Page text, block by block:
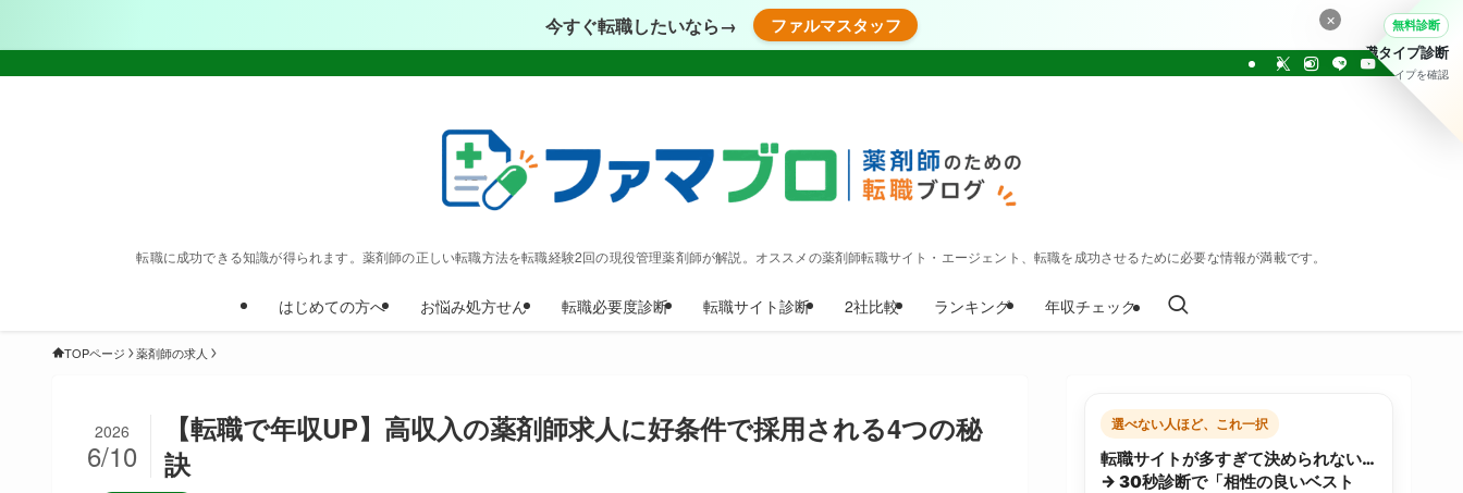
今すぐ転職したいなら→ ファルマスタッフ
転職に成功できる知識が得られます。薬剤師の正しい転職方法を転職経験2回の現役管理薬剤師が解説。オススメの薬剤師転職サイト・エージェント、転職を成功させるために必要な情報が満載です。
はじめての方へ お悩み処方せん 転職必要度診断 転職サイト診断 2社比較 ランキング 年収チェック
TOPページ 薬剤師の求人
【転職で年収UP】高収入の薬剤師求人に好条件で採用される4つの秘
訣
2026
6/10
選べない人ほど、これ一択
転職サイトが多すぎて決められない…
→ 30秒診断で「相性の良いベスト
× 無料診断
転職タイプ診断
30問でタイプを確認